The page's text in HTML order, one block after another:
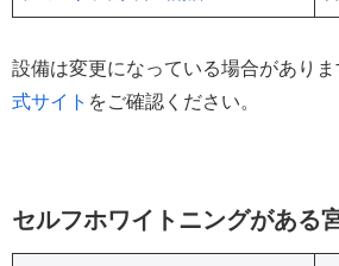
設備は変更になっている場合があり
式サイト をご確認ください。
セルフホワイトニングがある